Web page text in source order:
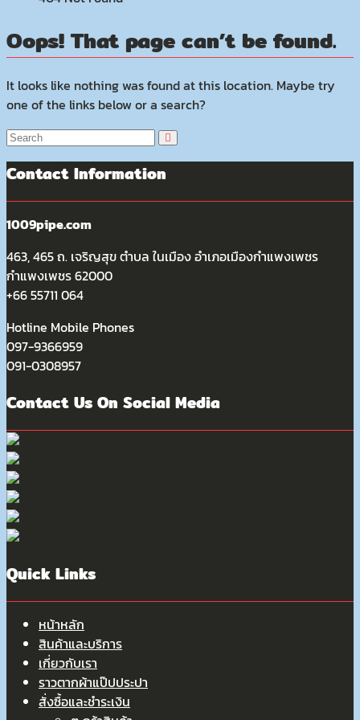
Oops! That page can’t be found.
It looks like nothing was found at this location. Maybe try
one of the links below or a search?
Contact Information
1009pipe.com
463, 465 ถ. เจริญสุข ตำบล ในเมือง อำเภอเมืองกำแพงเพชร
กำแพงเพชร 62000
+66 55711 064
Hotline Mobile Phones
097-9366959
091-0308957
Contact Us On Social Media
Quick Links
หน้าหลัก
สินค้าและบริการ
เกี่ยวกับเรา
ราวตากผ้าแป๊ปประปา
สั่งซื้อและชำระเงิน